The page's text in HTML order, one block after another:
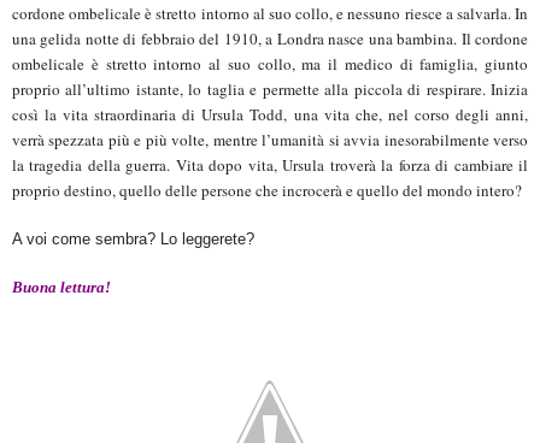
cordone ombelicale è stretto intorno al suo collo, e nessuno riesce a salvarla. In
una gelida notte di febbraio del 1910, a Londra nasce una bambina. Il cordone
ombelicale è stretto intorno al suo collo, ma il medico di famiglia, giunto
proprio all’ultimo istante, lo taglia e permette alla piccola di respirare. Inizia
così la vita straordinaria di Ursula Todd, una vita che, nel corso degli anni,
verrà spezzata più e più volte, mentre l’umanità si avvia inesorabilmente verso
la tragedia della guerra. Vita dopo vita, Ursula troverà la forza di cambiare il
proprio destino, quello delle persone che incrocerà e quello del mondo intero?
A voi come sembra? Lo leggerete?
Buona lettura!